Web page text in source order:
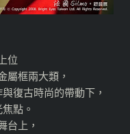
位
屬框兩大類，
復古時尚的帶動下，
點。
台上，